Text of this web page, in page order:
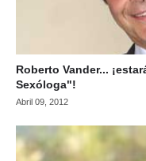
Roberto Vander...
Sexóloga"!
Abril 09, 2012